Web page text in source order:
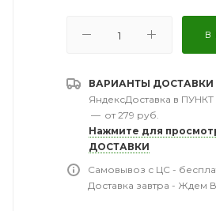
В
ВАРИАНТЫ ДОСТАВКИ
ЯндексДоставка в
— от 279 руб.
Нажмите для
ДОСТАВКИ
Самовывоз с ЦС -
Доставка завтра - Ждем